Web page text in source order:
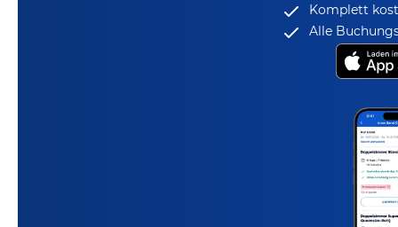
Komplett
Alle